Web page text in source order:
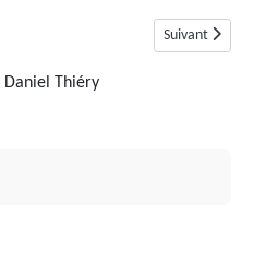
Article suivant :
Suivant
Daniel Thiéry